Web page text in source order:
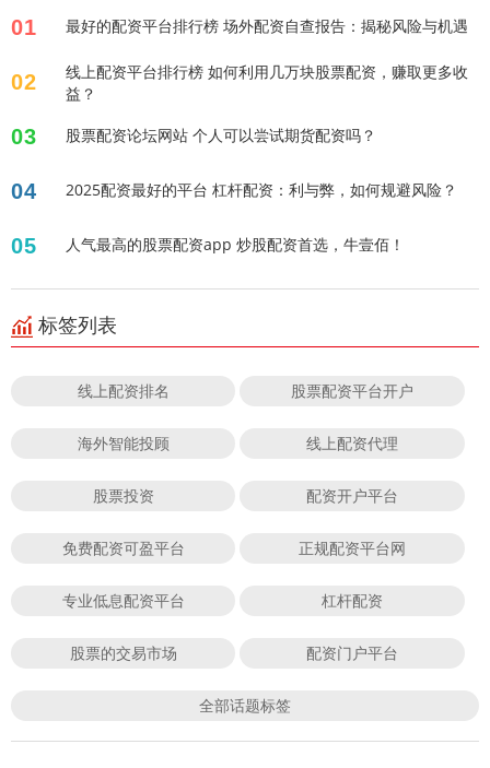
01 最好的配资平台排行榜 场外配资自查报告：揭秘风险与机遇
02
线上配资平台排行榜 如何利用几万块股票配资，赚取更多收
益？
03 股票配资论坛网站 个人可以尝试期货配资吗？
04 2025配资最好的平台 杠杆配资：利与弊，如何规避风险？
05 人气最高的股票配资app 炒股配资首选，牛壹佰！
标签列表
线上配资排名 股票配资平台开户
海外智能投顾 线上配资代理
股票投资 配资开户平台
免费配资可盈平台 正规配资平台网
专业低息配资平台 杠杆配资
股票的交易市场 配资门户平台
全部话题标签